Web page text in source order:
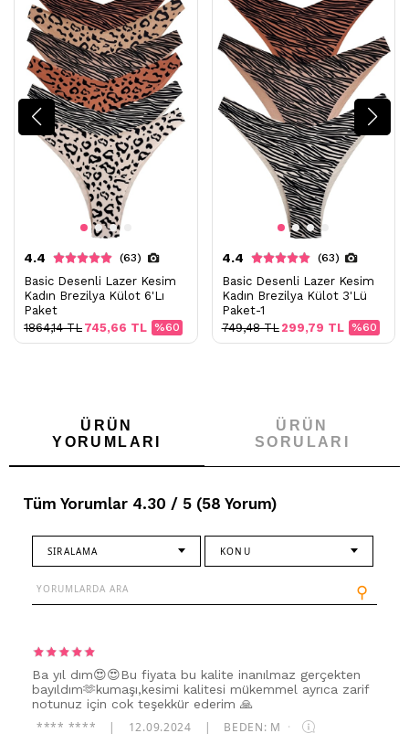
4.4 (63)
Basic Desenli Lazer Kesim
Kadın Brezilya Külot 6'Lı
Paket
%60
745,66 TL
1864,14 TL
4.4 (63)
Basic Desenli Lazer Kesim
Kadın Brezilya Külot 3'Lü
Paket-1
%60
299,79 TL
749,48 TL
ÜRÜN
YORUMLARI
ÜRÜN
SORULARI
Tüm Yorumlar 4.30 / 5 (58 Yorum)
SIRALAMA KONU
⚲
Ba yıl dım😍😍Bu fiyata bu kalite inanılmaz gerçekten
bayıldım🫶kumaşı,kesimi kalitesi mükemmel ayrıca zarif
notunuz için cok teşekkür ederim 🙏
**** **** | 12.09.2024 | BEDEN: M ·